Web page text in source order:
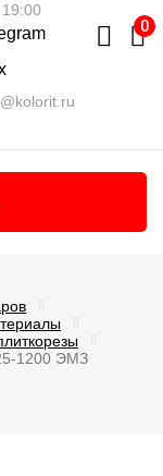
1200 ЭМЗ